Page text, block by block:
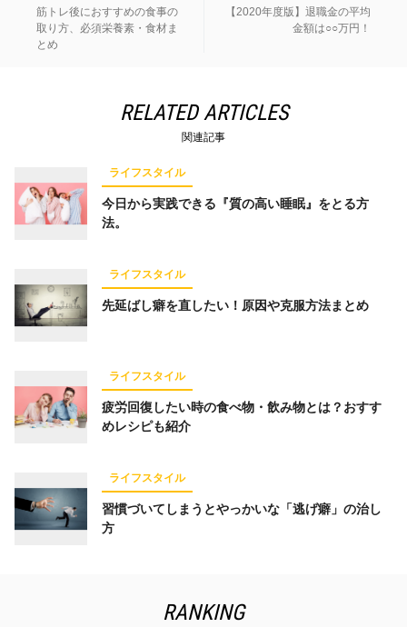
筋トレ後におすすめの食事の
取り方、必須栄養素・食材ま
とめ
【2020年度版】退職金の平均
金額は○○万円！
RELATED ARTICLES
関連記事
ライフスタイル
今日から実践できる『質の高い睡眠』をとる方
法。
ライフスタイル
先延ばし癖を直したい！原因や克服方法まとめ
ライフスタイル
疲労回復したい時の食べ物・飲み物とは？おすす
めレシピも紹介
ライフスタイル
習慣づいてしまうとやっかいな「逃げ癖」の治し
方
RANKING